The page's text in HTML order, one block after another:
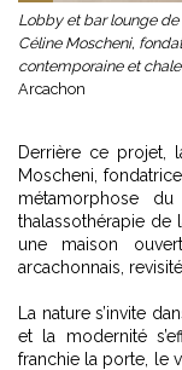
Lobby et bar lounge
Céline Moscheni,
contemporaine et
Arcachon
Derrière ce projet,
Moscheni,
métamorphose
thalassothérapie de
une maison
arcachonnais,
La nature s’invite
et la modernité
franchie la porte, le